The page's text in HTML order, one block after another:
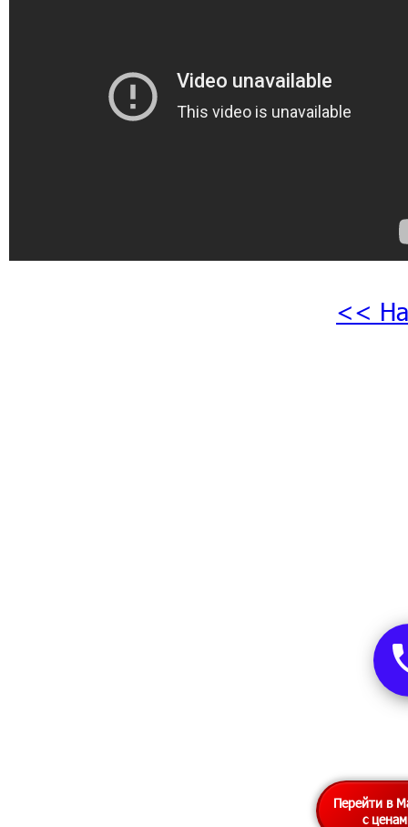
<<
Перейти в
с